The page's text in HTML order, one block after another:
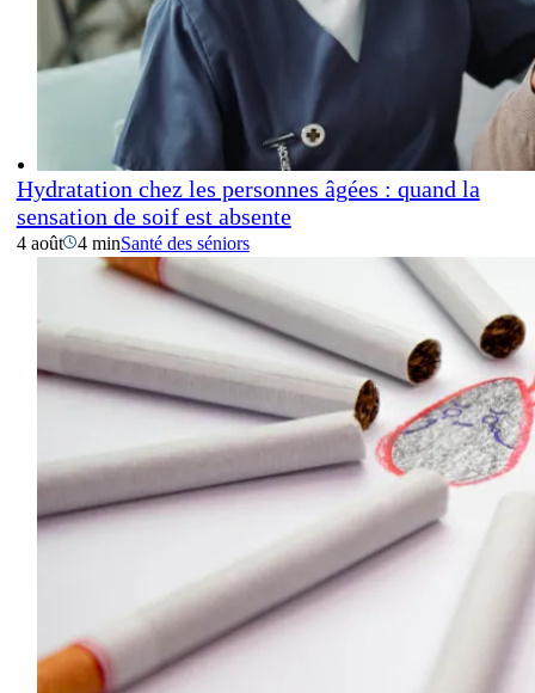
Hydratation chez les personnes âgées : quand la
sensation de soif est absente
4 août 4 minSanté des séniors